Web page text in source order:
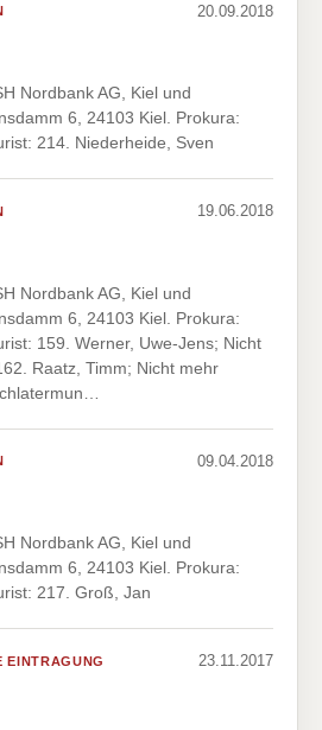
20.09.2018
Nordbank AG, Kiel und
6, 24103 Kiel. Prokura:
214. Niederheide, Sven
19.06.2018
Nordbank AG, Kiel und
6, 24103 Kiel. Prokura:
159. Werner, Uwe-Jens; Nicht
Raatz, Timm; Nicht mehr
09.04.2018
Nordbank AG, Kiel und
6, 24103 Kiel. Prokura:
217. Groß, Jan
EINTRAGUNG 23.11.2017